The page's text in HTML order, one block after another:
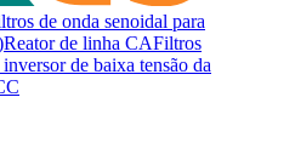
de onda senoidal para
Reator de linha CAFiltros
de baixa tensão da